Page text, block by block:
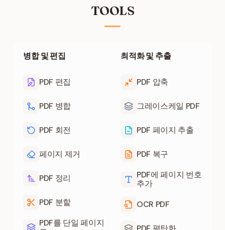
TOOLS
병합 및 편집
PDF 편집
PDF 병합
PDF 회전
페이지 제거
PDF 정리
PDF 분할
PDF를 단일 페이지
최적화 및 추출
PDF 압축
그레이스케일 PDF
PDF 페이지 추출
PDF 복구
PDF에 페이지 번호
추가
OCR PDF